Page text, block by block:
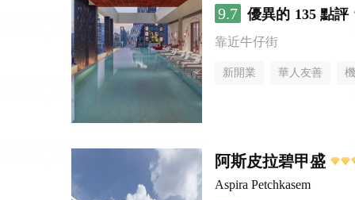
9.7 優異的 135 點評
靠近牛仔街
新開業 華人友善
阿斯皮拉碧甲盛
Aspira Petchkasem